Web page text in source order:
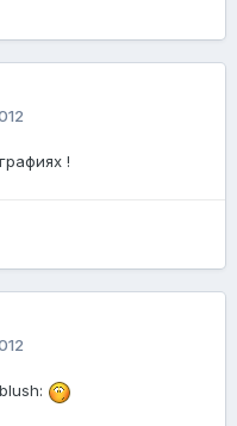
!